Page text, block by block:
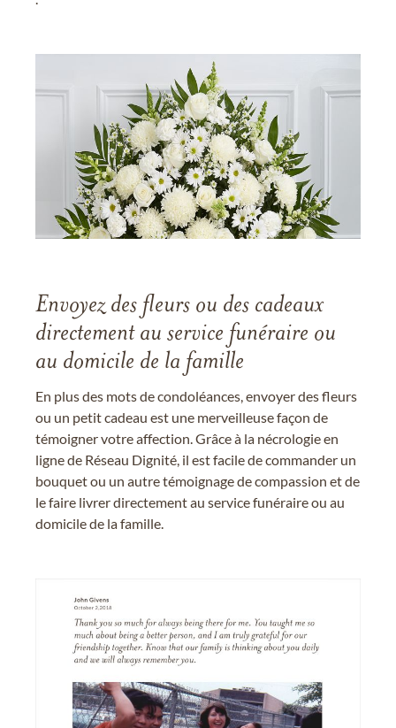
Envoyez des fleurs ou des cadeaux
directement au service funéraire ou
au domicile de la famille
En plus des mots de condoléances, envoyer des fleurs
ou un petit cadeau est une merveilleuse façon de
témoigner votre affection. Grâce à la nécrologie en
ligne de Réseau Dignité, il est facile de commander un
bouquet ou un autre témoignage de compassion et de
le faire livrer directement au service funéraire ou au
domicile de la famille.